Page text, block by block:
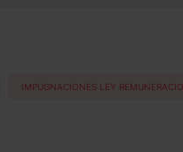
IMPUGNACIONES LEY